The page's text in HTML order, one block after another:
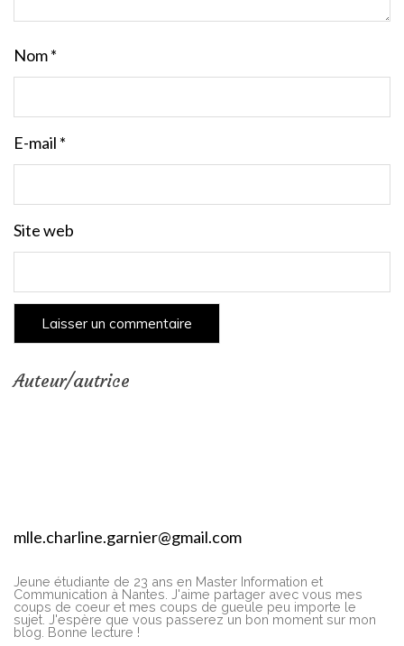
Nom*
E-mail *
Site web
Auteur/autrice
mlle.charline.garnier@gmail.com
Jeune étudiante de 23 ans en Master Information et
Communication à Nantes. J'aime partager avec vous mes
coups de coeur et mes coups de gueule peu importe le
sujet. J'espère que vous passerez un bon moment sur mon
blog. Bonne lecture !